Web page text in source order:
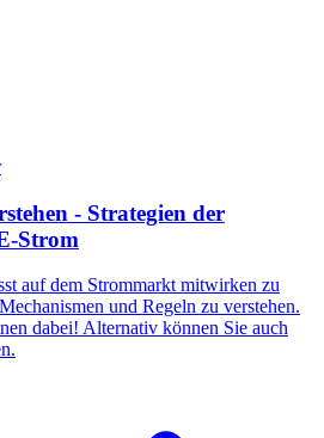
- Strategien der
Strom
auf dem Strommarkt mitwirken zu
und Regeln zu verstehen.
dabei! Alternativ können Sie auch